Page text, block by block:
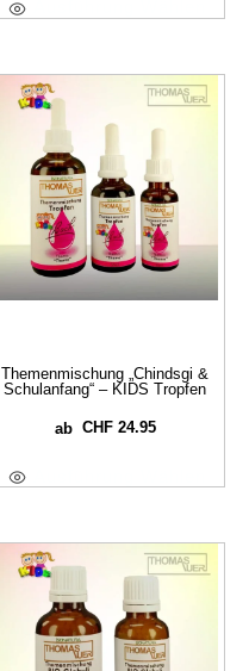
Themenmischung „Chindsgi &
Schulanfang“ – KIDS Tropfen
ab CHF24.95